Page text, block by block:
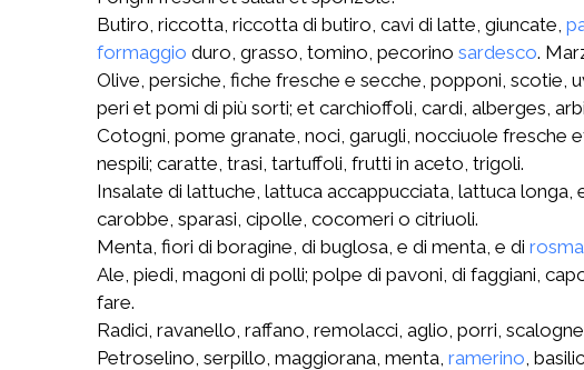
Butiro, riccotta, riccotta di butiro, cavi di latte, giuncate,
formaggio duro, grasso, tomino, pecorino sardesco.
Olive, persiche, fiche fresche e secche, popponi, scotie,
peri et pomi di più sorti; et carchioffoli, cardi, alberges,
Cotogni, pome granate, noci, garugli, nocciuole fresche
nespili; caratte, trasi, tartuffoli, frutti in aceto, trigoli.
Insalate di lattuche, lattuca accappucciata, lattuca
carobbe, sparasi, cipolle, cocomeri o citriuoli.
Menta, fiori di boragine, di buglosa, e di menta, e di
Ale, piedi, magoni di polli; polpe di pavoni, di faggiani,
fare.
Radici, ravanello, raffano, remolacci, aglio, porri,
Petroselino, serpillo, maggiorana, menta, ramerino ,